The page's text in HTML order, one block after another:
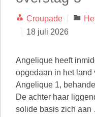
Croupade
18 juli 2026
Angelique heeft
opgedaan in het land
Angelique 1,
De achter haar
solide basis zich aan